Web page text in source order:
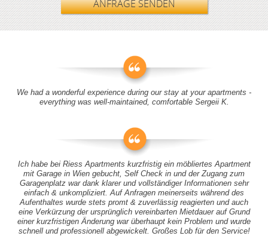
ANFRAGE SENDEN
We had a wonderful experience during our stay at your apartments -
everything was well-maintained, comfortable Sergeii K.
Ich habe bei Riess Apartments kurzfristig ein möbliertes Apartment
mit Garage in Wien gebucht, Self Check in und der Zugang zum
Garagenplatz war dank klarer und vollständiger Informationen sehr
einfach & unkompliziert. Auf Anfragen meinerseits während des
Aufenthaltes wurde stets promt & zuverlässig reagierten und auch
eine Verkürzung der ursprünglich vereinbarten Mietdauer auf Grund
einer kurzfristigen Änderung war überhaupt kein Problem und wurde
schnell und professionell abgewickelt. Großes Lob für den Service!